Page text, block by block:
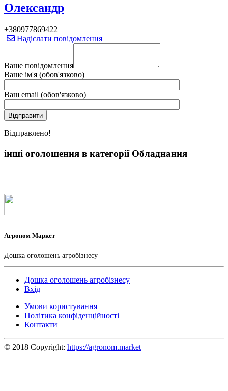
Олександр
+380977869422
Надіслати повідомлення
Ваше повідомлення
Ваше ім'я (обов'язково)
Ваш email (обов'язково)
Вiдправлено!
інші оголошення в категорії Обладнання
Агроном Маркет
Дошка оголошень агробізнесу
Дошка оголошень агробізнесу
Вхід
Умови користування
Політика конфіденційності
Контакти
© 2018 Copyright: https://agronom.market